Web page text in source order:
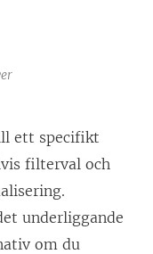
ett specifikt
filterval och
underliggande
om du